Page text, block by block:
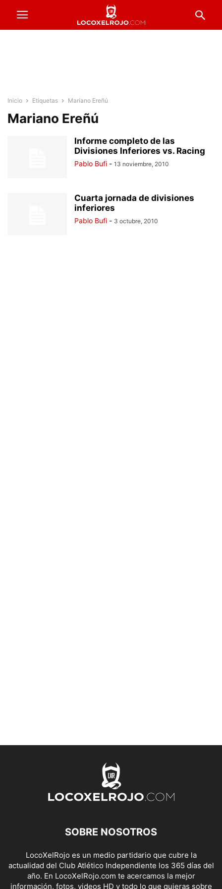
Inicio Etiquetas Mariano Ereñú
Mariano Ereñú
Informe completo de las
Divisiones Inferiores vs. Racing
Pablo Bufi - 13 noviembre, 2010
Cuarta jornada de divisiones
inferiores
Pablo Bufi - 3 octubre, 2010
SOBRE NOSOTROS
LocoXelRojo es un medio partidario que cubre la
actualidad del Club Atlético Independiente los 365 días del
año. En LocoXelRojo.com te acercamos la mejor
información, fotos, videos HD y todo lo que quieras sobre